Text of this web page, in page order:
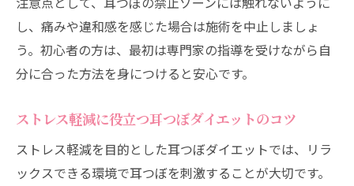
し、痛みや違和感を感じた場合は施術を中止しましょ
う。初心者の方は、最初は専門家の指導を受けながら自
分に合った方法を身につけると安心です。
ストレス軽減に役立つ耳つぼダイエットのコツ
ストレス軽減を目的とした耳つぼダイエットでは、リラ
ックスできる環境で耳つぼを刺激することが大切です。